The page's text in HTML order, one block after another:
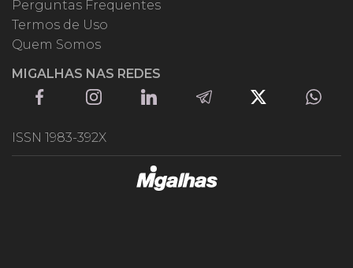
Perguntas Frequentes
Termos de Uso
Quem Somos
MIGALHAS NAS REDES
ISSN 1983-392X